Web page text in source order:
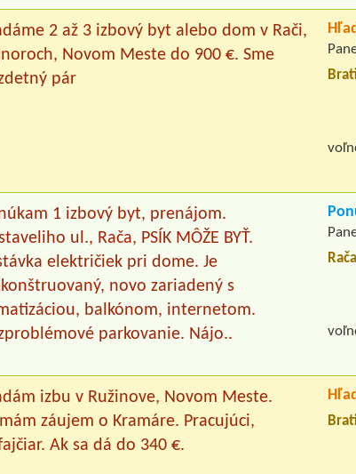
2 až 3 izbový byt alebo dom v Rači,
Novom Meste do 900 €. Sme
pár
1 izbový byt, prenájom.
ul., Rača, PSÍK MÔŽE BYŤ.
električiek pri dome. Je
novo zariadený s
balkónom, internetom.
parkovanie. Nájo..
Rača
izbu v Ružinove, Novom Meste.
záujem o Kramáre. Pracujúci,
Ak sa dá do 340 €.